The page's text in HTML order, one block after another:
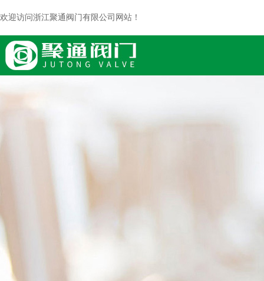
欢迎访问浙江聚通阀门有限公司网站！